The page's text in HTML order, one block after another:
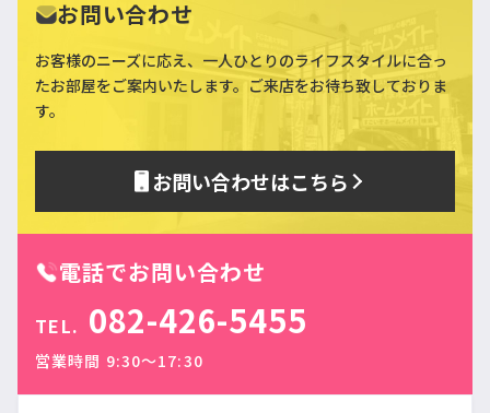
お問い合わせ
お客様のニーズに応え、一人ひとりのライフスタイルに合っ
たお部屋をご案内いたします。ご来店をお待ち致しておりま
す。
お問い合わせはこちら
電話でお問い合わせ
TEL. 082-426-5455
営業時間 9:30〜17:30